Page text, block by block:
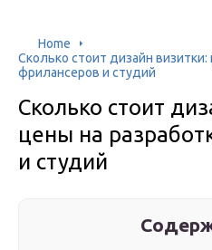
Home
Сколько стоит дизайн визитки:
фрилансеров и студий
Сколько стоит
цены на
и студий